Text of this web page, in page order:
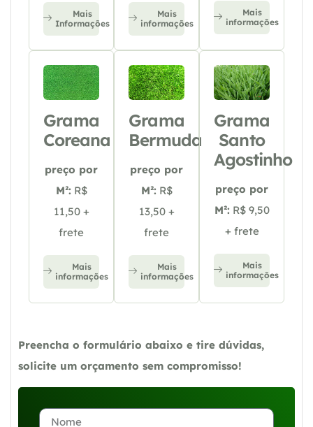
Mais
Informações
Mais
informações
Mais
informações
Grama
Coreana
preço por
M²: R$
11,50 +
frete
Mais
informações
Grama
Bermuda
preço por
M²: R$
13,50 +
frete
Mais
informações
Grama
Santo
Agostinho
preço por
M²: R$ 9,50
+ frete
Mais
informações
Preencha o formulário abaixo e tire dúvidas,
solicite um orçamento sem compromisso!